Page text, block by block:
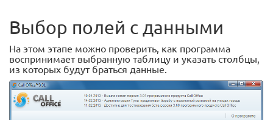
Выбор полей с данными
На этом этапе можно проверить, как программа
воспринимает выбранную таблицу и указать столбцы,
из которых будут браться данные.